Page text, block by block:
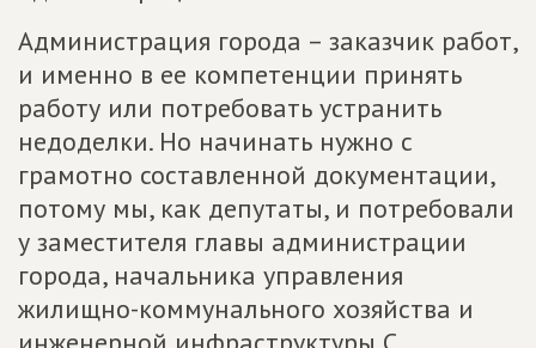
Администрация города – заказчик работ,
и именно в ее компетенции принять
работу или потребовать устранить
недоделки. Но начинать нужно с
грамотно составленной документации,
потому мы, как депутаты, и потребовали
у заместителя главы администрации
города, начальника управления
жилищно-коммунального хозяйства и